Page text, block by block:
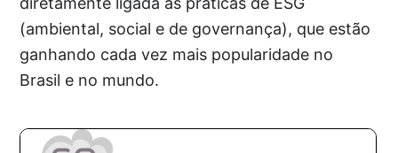
(ambiental, social e de governança), que estão
ganhando cada vez mais popularidade no
Brasil e no mundo.